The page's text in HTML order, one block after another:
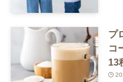
プ
コ
13